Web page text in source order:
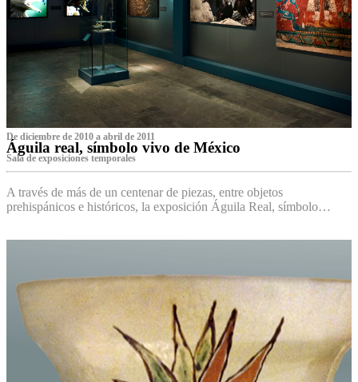
De diciembre de 2010 a abril de 2011
Águila real, símbolo vivo de México
Sala de exposiciones temporales
A través de más de un centenar de piezas, entre objetos
prehispánicos e históricos, la exposición Águila Real, símbolo…